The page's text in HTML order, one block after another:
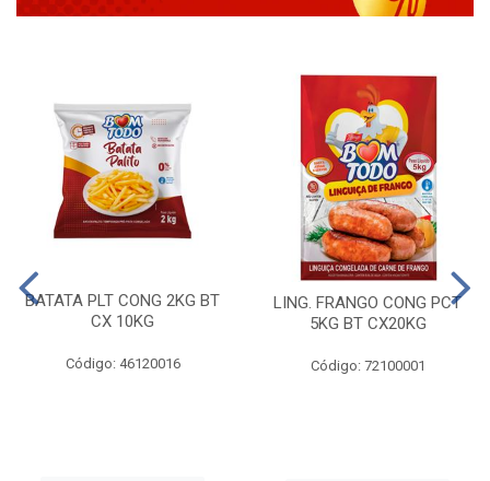
BATATA PLT CONG 2KG BT
CX 10KG
Código: 46120016
LING. FRANGO CONG PCT
5KG BT CX20KG
Código: 72100001